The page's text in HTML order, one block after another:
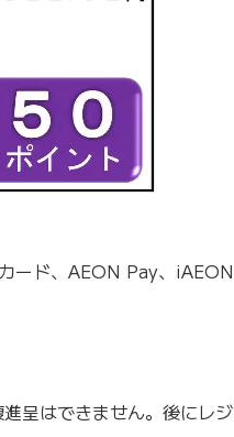
ード、AEON Pay、iAEON
呈はできません。後にレジ